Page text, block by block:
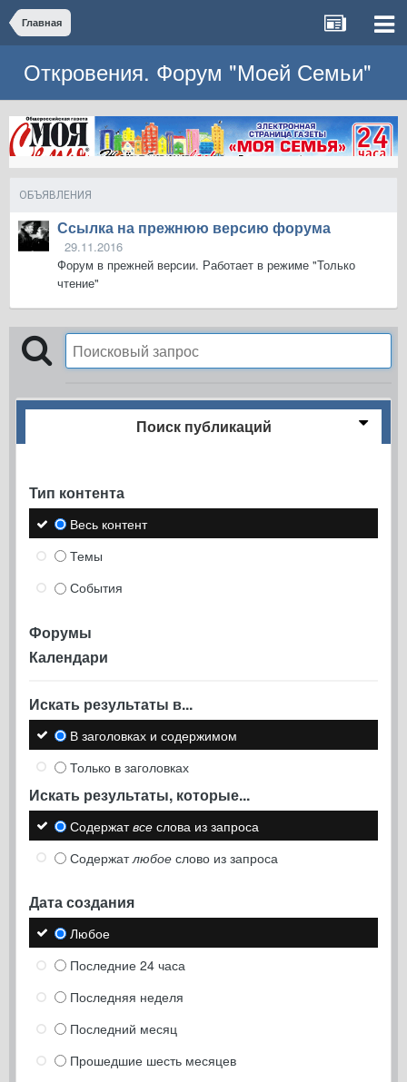
Главная
Откровения. Форум "Моей Семьи"
ОБЪЯВЛЕНИЯ
Ссылка на прежнюю версию форума
29.11.2016
Форум в прежней версии. Работает в режиме "Только
чтение"
Поиск публикаций
Тип контента
Весь контент
Темы
События
Форумы
Календари
Искать результаты в...
В заголовках и содержимом
Только в заголовках
Искать результаты, которые...
Содержатвсе слова из запроса
Содержатлюбое слово из запроса
Дата создания
Любое
Последние 24 часа
Последняя неделя
Последний месяц
Прошедшие шесть месяцев